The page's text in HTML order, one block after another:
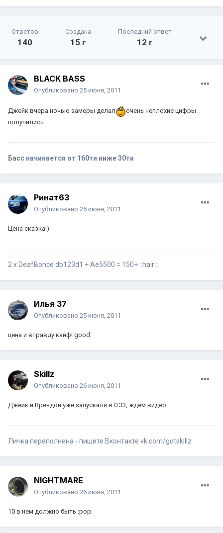
Ответов
140
Создана
15 г
Последний ответ
12 г
BLACK BASS
Опубликовано 25 июня, 2011
Джейк вчера ночью замеры делал
очень неплохие цифры
получились
Басс начинается от 160ти ниже 30ти
Ринат63
Опубликовано 25 июня, 2011
Цена сказка!)
2 х DeafBonce db123d1 + Ae5500 = 150+ ::hair::
Илья 37
Опубликовано 25 июня, 2011
цена и вправду кайф!:good:
Skillz
Опубликовано 26 июня, 2011
Джейк и Врендон уже запускали в 0.33, ждем видео
Личка переполнена - пишите Вконтакте vk.com/gotskillz
NIGHTMARE
Опубликовано 26 июня, 2011
10 в нем должно быть :pop: